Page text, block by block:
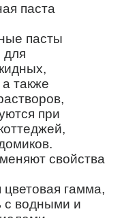
паста
пасты
для
также
при
свойства
гамма,
с водными и